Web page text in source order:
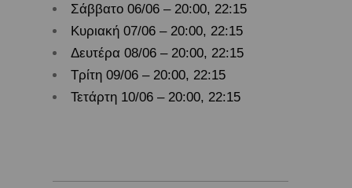
Σάββατο 06/06 – 20:00, 22:15
Κυριακή 07/06 – 20:00, 22:15
Δευτέρα 08/06 – 20:00, 22:15
Τρίτη 09/06 – 20:00, 22:15
Τετάρτη 10/06 – 20:00, 22:15